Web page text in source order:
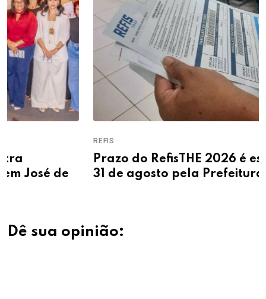
Prazo do RefisTHE 2026 é estendido até
31 de agosto pela Prefeitura de Teresina
Dê sua opinião: